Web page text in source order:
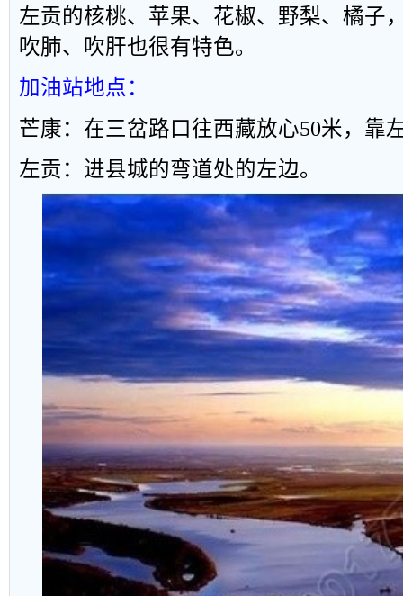
左贡的核桃、苹果、花椒、野梨、橘子
吹肺、吹肝也很有特色。
加油站地点：
芒康：在三岔路口往西藏放心50米，靠
左贡：进县城的弯道处的左边。